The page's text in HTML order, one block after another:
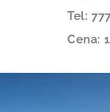
Tel:
Cena: